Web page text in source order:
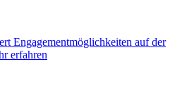
Engagementmöglichkeiten auf der
erfahren